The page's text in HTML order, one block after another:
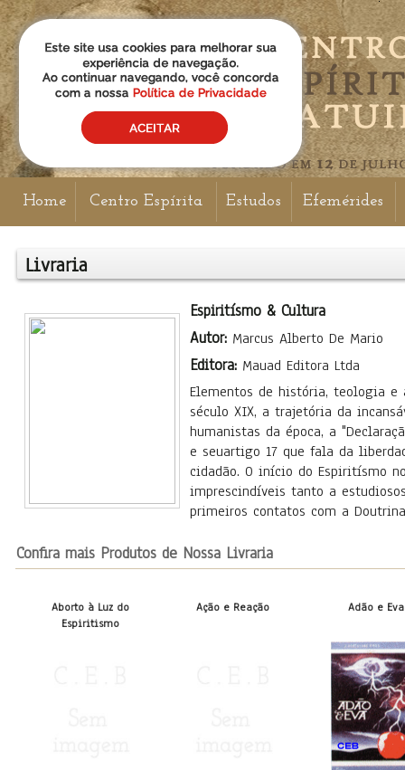
Home Centro Espírita Estudos Efemérides
Livraria
Espiritísmo & Cultura
Autor: Marcus Alberto De Mario
Editora: Mauad Editora Ltda
Elementos de história, teologia e
século XIX, a trajetória da
humanistas da época, a
e seuartigo 17 que fala da
cidadão. O início do Espiritísmo
imprescindíveis tanto a
primeiros contatos com a
Confira mais Produtos de Nossa Livraria
Aborto à Luz do
Espiritismo
Ação e Reação Adão e Eva